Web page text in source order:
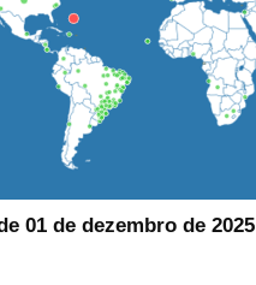
01 de dezembro de